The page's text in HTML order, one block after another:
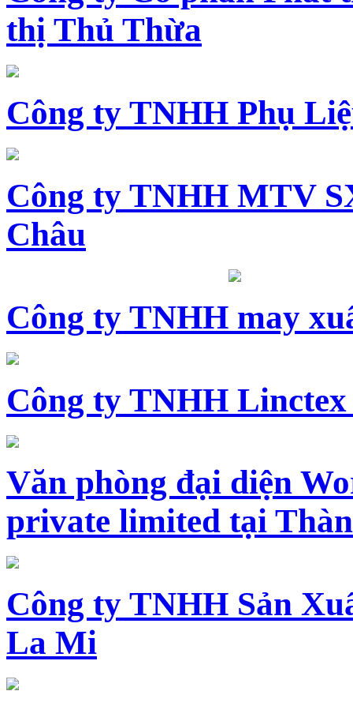
thị Thủ Thừa
Công ty TNHH Phụ
Công ty TNHH MTV
Châu
Công ty TNHH may
Công ty TNHH Linctex
Văn phòng đại diện
private limited tại
Công ty TNHH Sản
La Mi